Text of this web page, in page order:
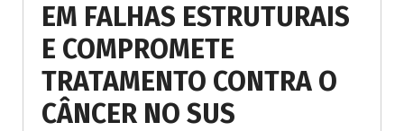
EM FALHAS ESTRUTURAIS
E COMPROMETE
TRATAMENTO CONTRA O
CÂNCER NO SUS